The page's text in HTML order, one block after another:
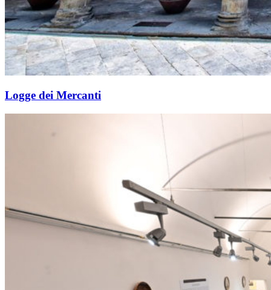
Logge dei Mercanti